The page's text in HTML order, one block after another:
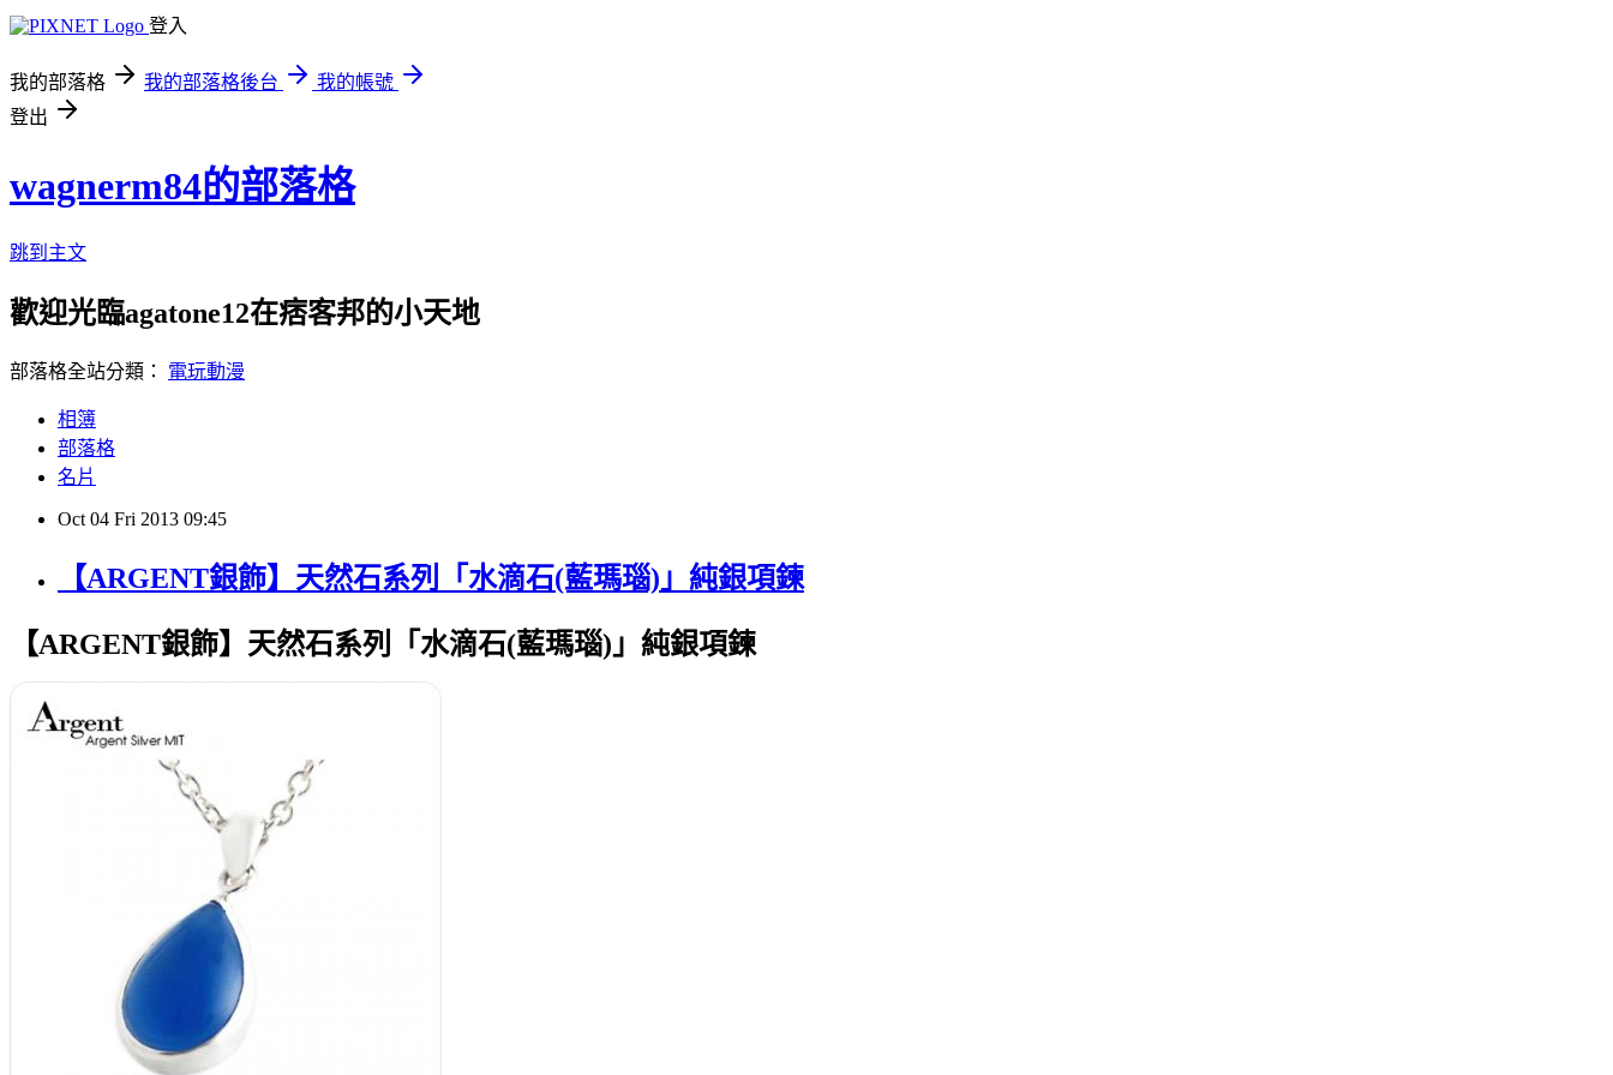
登入
我的部落格 我的部落格後台
我的帳號
登出
wagnerm84的部落格
跳到主文
歡迎光臨agatone12在痞客邦的小天地
部落格全站分類： 電玩動漫
相簿
部落格
名片
Oct 04 Fri 2013 09:45
【ARGENT銀飾】天然石系列「水滴石(藍瑪瑙)」純銀項鍊
【ARGENT銀飾】天然石系列「水滴石(藍瑪瑙)」純銀項鍊